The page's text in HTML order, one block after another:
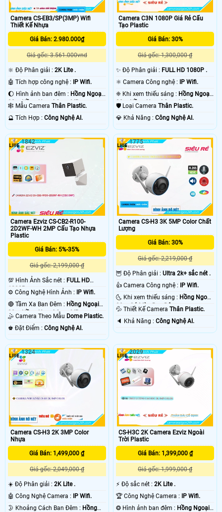
Camera CS-EB3/SP(3MP) Wifi
Thiết Kế Nhựa
Giá Bán: 2.980.000₫
Giá gốc: 3.561.000vnd
🔆 Độ Phân giải : 2K Lite .
🤖️ Tích hợp công nghệ :
IP Wifi.
🌔 Hình ảnh ban đêm : Hồng Ngoại
30m Hồng Ngoại Smart IR.
🕸️ Mẫu Camera Thân Plastic.
️🔮 Tích Hợp : Công Nghệ AI.
Camera C3N 1080P Giá Rẻ Cấu
Tạo Plastic
Giá Bán: 30%
Giá gốc: 1,300,000 ₫
✨ Độ Phân giải : FULL HD 1080P .
⚛️ Camera Công nghệ :
IP Wifi.
❈ Khi xem thiếu sáng : Hồng Ngoại
30m Hồng Ngoại Smart IR.
🛡 Loại CameraThân Plastic.
️💎 Khả Năng :Công Nghệ AI.
Camera Ezviz CS-CB2-R100-
2D2WF-WH 2MP Cấu Tạo Nhựa
Plastic
Giá Bán: 5%-35%
Giá gốc: 2,199,000 ₫
💯 Hình Ảnh Sắc nét : FULL HD
1080P .
⚙ Công Nghệ Hình Ảnh :
IP Wifi.
🔴 Tầm Xa Ban Đêm : Hồng Ngoại
20m Hồng Ngoại Smart IR.
🤹 Camera Theo Mẫu Dome Plastic.
️♚ Đặt Điểm : Công Nghệ AI.
1842
Camera CS-H3 3K 5MP Color Chất
Lượng
Giá Bán: 30%
Giá gốc: 2,219,000 ₫
🦉 Độ Phân giải :Ultra 2k+ sắc nét .
👍 Camera Công nghệ :
IP Wifi.
🌜 Khi xem thiếu sáng : Hồng Ngoại
30m Có Màu Ban Ðêm.
💦 Thiết Kế CameraThân Plastic.
️🔈 Khả Năng :Công Nghệ AI.
1775
Camera CS-H3 2K 3MP Color
Nhựa
Giá Bán: 1,499,000 ₫
Giá gốc: 2,049,000 ₫
☀️ Độ Phân giải : 2K Lite .
🤖️ Công Nghệ Camera : IP Wifi.
🌛 Khoảng Cách Ban Đêm : Hồng
1324
CS-H3C 2K Camera Ezviz Ngoài
Trời Plastic
Giá Bán: 1,399,000 ₫
Giá gốc: 1,999,000 ₫
️⚡ Độ sắc nét :2K Lite .
🏆 Công Nghệ Camera : IP Wifi.
❂ Hình ảnh ban đêm : Hồng Ngoại
2029